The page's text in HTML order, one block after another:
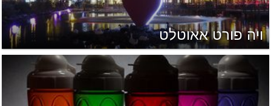
ויה פורט אאוטלט